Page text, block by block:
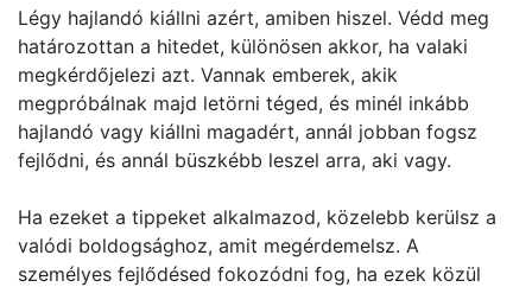
Légy hajlandó kiállni azért, amiben hiszel. Védd meg
határozottan a hitedet, különösen akkor, ha valaki
megkérdőjelezi azt. Vannak emberek, akik
megpróbálnak majd letörni téged, és minél inkább
hajlandó vagy kiállni magadért, annál jobban fogsz
fejlődni, és annál büszkébb leszel arra, aki vagy.
Ha ezeket a tippeket alkalmazod, közelebb kerülsz a
valódi boldogsághoz, amit megérdemelsz. A
személyes fejlődésed fokozódni fog, ha ezek közül